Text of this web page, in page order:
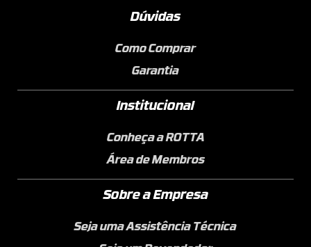
Dúvidas
Como Comprar
Garantia
Institucional
Conheça a ROTTA
Área de Membros
Sobre a Empresa
Seja uma Assistência Técnica